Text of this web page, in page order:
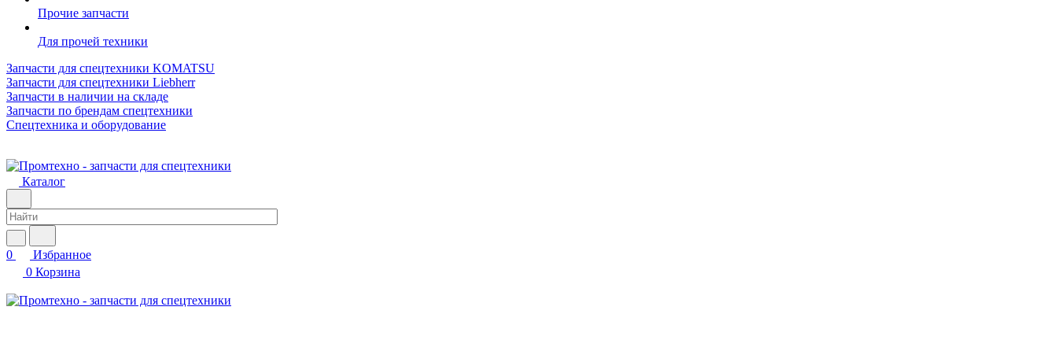
Прочие запчасти
Для прочей техники
Запчасти для спецтехники KOMATSU
Запчасти для спецтехники Liebherr
Запчасти в наличии на складе
Запчасти по брендам спецтехники
Спецтехника и оборудование
Каталог
0
Избранное
0 Корзина